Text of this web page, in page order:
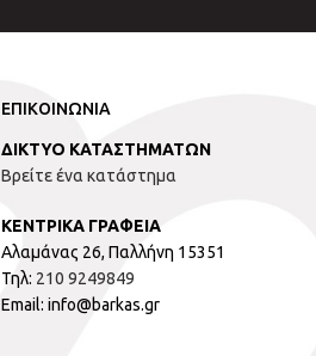
ΕΠΙΚΟΙΝΩΝΙΑ
ΔΙΚΤΥΟ ΚΑΤΑΣΤΗΜΑΤΩΝ
Βρείτε ένα κατάστημα
ΚΕΝΤΡΙΚΑ ΓΡΑΦΕΙΑ
Αλαμάνας 26, Παλλήνη 15351
Τηλ: 210 9249849
Email: info@barkas.gr